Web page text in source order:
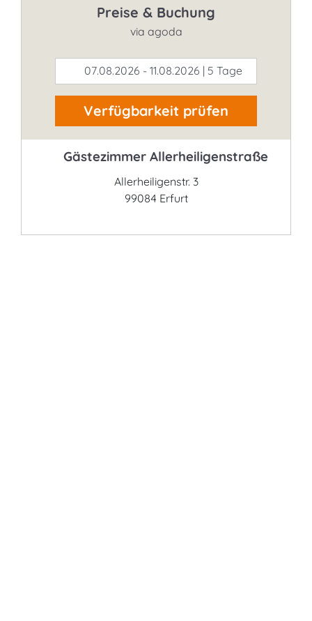
Preise & Buchung
via agoda
07.08.2026 - 11.08.2026 | 5 Tage
Verfügbarkeit prüfen
Gästezimmer Allerheiligenstraße
Allerheiligenstr. 3
99084 Erfurt